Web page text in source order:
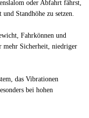
oder Abfahrt fährst,
Standhöhe zu setzen.
Fahrkönnen und
mehr Sicherheit, niedriger
das Vibrationen
bei hohen